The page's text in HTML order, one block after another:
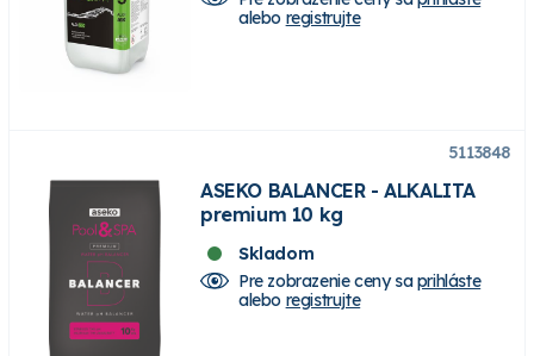
alebo registrujte
5113848
ASEKO BALANCER - ALKALITA
premium 10 kg
Skladom
Pre zobrazenie ceny saprihláste
alebo registrujte